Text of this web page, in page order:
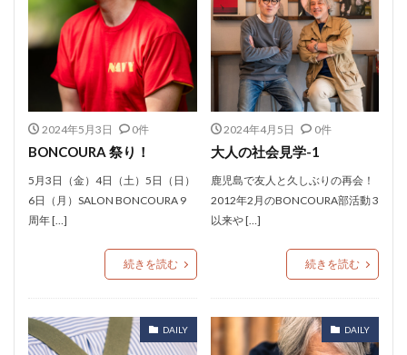
2024年5月3日 0件
BONCOURA 祭り！
5月3日（金）4日（土）5日（日）
6日（月）SALON BONCOURA 9
周年 […]
続きを読む
2024年4月5日 0件
大人の社会見学-1
鹿児島で友人と久しぶりの再会！
2012年2月のBONCOURA部活動 3
以来や […]
続きを読む
DAILY DAILY